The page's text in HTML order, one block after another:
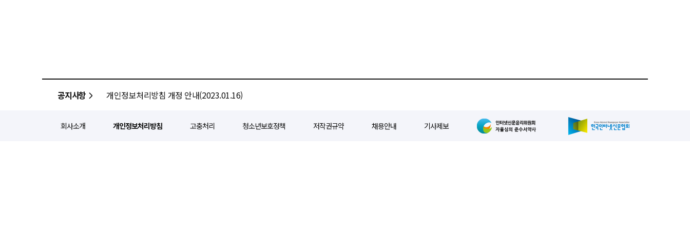
공지사항 개인정보처리방침 개정 안내(2023.01.16)
회사소개 개인정보처리방침 고충처리 청소년보호정책 저작권규약 채용안내 기사제보